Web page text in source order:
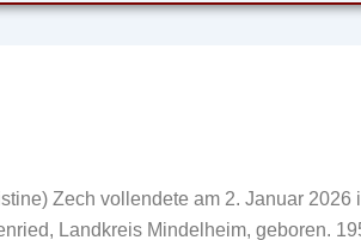
Zech vollendete am 2. Januar
Landkreis Mindelheim, geboren.